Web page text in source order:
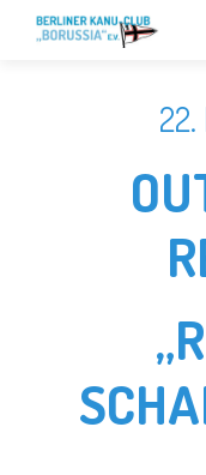
22.